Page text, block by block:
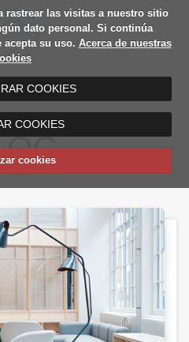
rastrear las visitas a nuestro sitio
dato personal. Si continúa
acepta su uso. Acerca de nuestras
COOKIES
COOKIES
cookies
Mamparas
de oficina